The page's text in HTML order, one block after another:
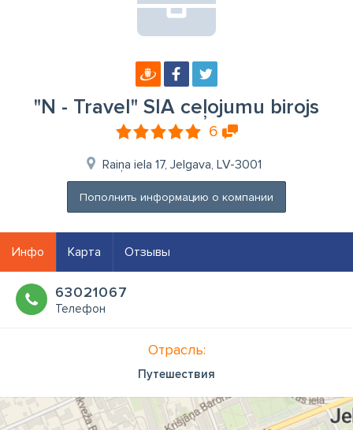
"N - Travel" SIA ceļojumu birojs
6
Raiņa iela 17, Jelgava, LV-3001
Пополнить информацию о компании
Инфо Карта Отзывы
63021067
Телефон
Отрасль:
Путешествия